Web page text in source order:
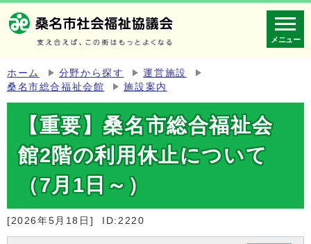
メニュー
ホーム 分野から探す
運営施設
桑名市総合福祉会館
施設案内
【重要】桑名市総合福祉会
館2階の利用休止について
（7月1日～）
[2026年5月18日] ID:2220